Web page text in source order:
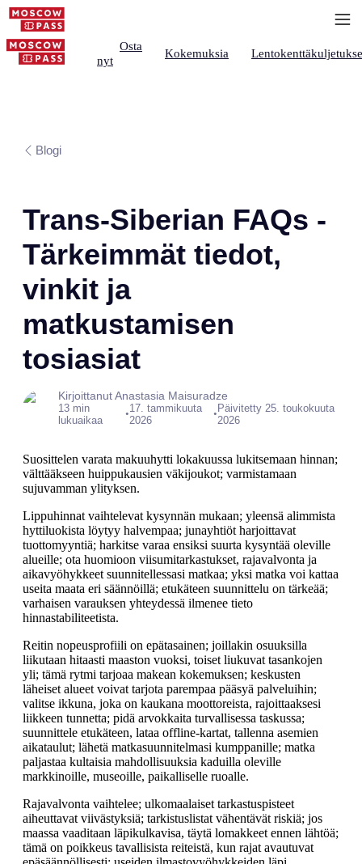
Osta
nyt
Kokemuksia
Blogi
Trans-Siberian FAQs -
Tärkeimmät tiedot,
vinkit ja
matkustamisen
tosiasiat
Kirjoittanut Anastasia Maisuradze
13 min
lukuaikaa
•17. tammikuuta
2026
• Päivitetty 25. toukokuuta
2026
Suosittelen varata makuuhytti lokakuussa lukitsemaan hinnan;
välttääkseen huippukausien väkijoukot; varmistamaan
sujuvamman ylityksen.
Lippuhinnat vaihtelevat kysynnän mukaan; yleensä alimmista
hyttiluokista löytyy halvempaa; junayhtiöt harjoittavat
tuottomyyntiä; harkitse varaa ensiksi suurta kysyntää oleville
alueille; ota huomioon viisumitarkastukset, rajavalvonta ja
aikavyöhykkeet suunnitellessasi matkaa; yksi matka voi kattaa
useita maata eri säännöillä; etukäteen suunnittelu on tärkeää;
varhaisen varauksen yhteydessä ilmenee tieto
hinnastabiliteetista.
Reitin nopeusprofiili on epätasainen; joillakin osuuksilla
liikutaan hitaasti maaston vuoksi, toiset liukuvat tasankojen
yli; tämä rytmi tarjoaa makean kokemuksen; keskusten
läheiset alueet voivat tarjota parempaa pääsyä palveluihin;
valitse ikkuna, joka on kaukana moottoreista, rajoittaaksesi
liikkeen tunnetta; pidä arvokkaita turvallisessa taskussa;
suunnittele etukäteen, lataa offline-kartat, tallenna asemien
aikataulut; lähetä matkasuunnitelmasi kumppanille; matka
paljastaa kultaisia mahdollisuuksia kaduilla oleville
markkinoille, museoille, paikalliselle ruoalle.
Rajavalvonta vaihtelee; ulkomaalaiset tarkastuspisteet
aiheuttavat viivästyksiä; tarkistuslistat vähentävät riskiä; jos
maassa vaaditaan läpikulkavisa, täytä lomakkeet ennen lähtöä;
tämä on poikkeus tavallisista reiteistä, kun rajat avautuvat